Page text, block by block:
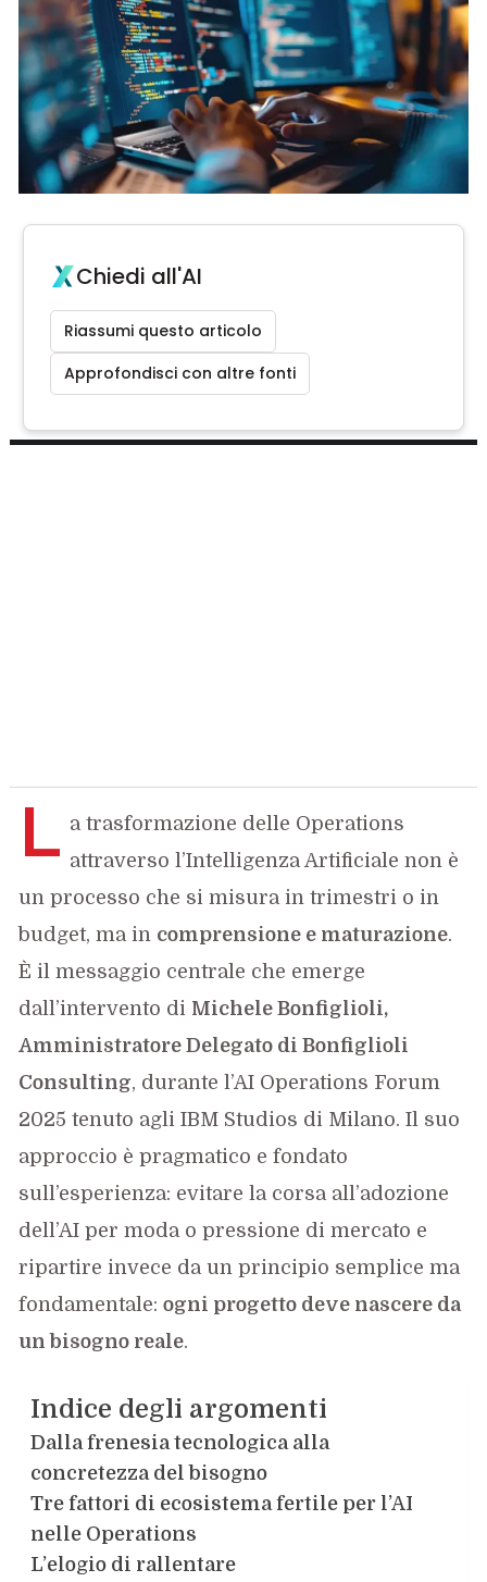
Chiedi all'AI
Riassumi questo articolo
Approfondisci con altre fonti
L a trasformazione delle Operations
attraverso l’Intelligenza Artificiale non è
un processo che si misura in trimestri o in
budget, ma in comprensione e maturazione.
È il messaggio centrale che emerge
dall’intervento di Michele Bonfiglioli,
Amministratore Delegato di Bonfiglioli
Consulting, durante l’AI Operations Forum
2025 tenuto agli IBM Studios di Milano. Il suo
approccio è pragmatico e fondato
sull’esperienza: evitare la corsa all’adozione
dell’AI per moda o pressione di mercato e
ripartire invece da un principio semplice ma
fondamentale:ogni progetto deve nascere da
un bisogno reale.
Indice degli argomenti
Dalla frenesia tecnologica alla
concretezza del bisogno
Tre fattori di ecosistema fertile per l’AI
nelle Operations
L’elogio di rallentare